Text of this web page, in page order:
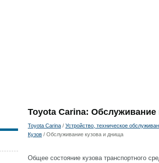
Toyota Carina: Обслуживание
Toyota Carina / Устройство, техническое
Кузов / Обслуживание кузова и днища
Общее состояние кузова транспортного